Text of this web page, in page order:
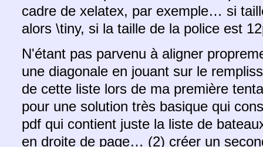
cadre de xelatex, par exemple… si
alors \tiny, si la taille de la police est
N'étant pas parvenu à aligner
une diagonale en jouant sur le
de cette liste lors de ma première
pour une solution très basique qui
pdf qui contient juste la liste de
en droite de page… (2) créer un